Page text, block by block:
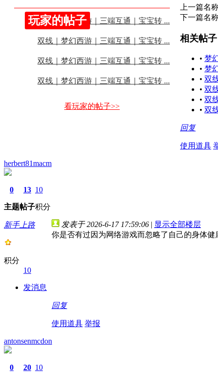
玩家的帖子
双线｜梦幻西游｜三端互通｜宝宝转 ...
双线｜梦幻西游｜三端互通｜宝宝转 ...
双线｜梦幻西游｜三端互通｜宝宝转 ...
双线｜梦幻西游｜三端互通｜宝宝转 ...
看玩家的帖子>>
上一篇名
下一篇名
相关帖子
• 梦
• 梦
• 双
• 双
• 双
• 双
回复
使用道具
herbert81macm
0
主题
13
帖子
10
积分
新手上路
积分
10
发消息
发表于 2026-6-17 17:59:06 | 显示全部楼层
你是否有过因为网络游戏而忽略了自己的身体健
回复
使用道具 举报
antonsenmcdon
0 20 10